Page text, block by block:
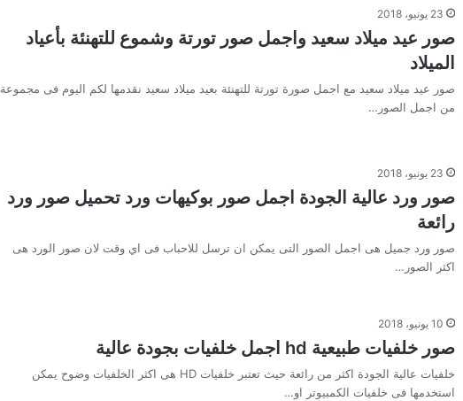
23 يونيو، 2018
صور عيد ميلاد سعيد واجمل صور تورتة وشموع للتهنئة بأعياد
الميلاد
صور عيد ميلاد سعيد مع اجمل صورة تورتة للتهنئة بعيد ميلاد سعيد نقدمها لكم اليوم فى مجموعة
من اجمل الصور…
23 يونيو، 2018
صور ورد عالية الجودة اجمل صور بوكيهات ورد تحميل صور ورد
رائعة
صور ورد جميل هى اجمل الصور التى يمكن ان ترسل للاحباب فى اي وقت لان صور الورد هى
اكثر الصور…
10 يونيو، 2018
صور خلفيات طبيعية hd اجمل خلفيات بجودة عالية
خلفيات عالية الجودة اكثر من رائعة حيث تعتبر خلفيات HD هى اكثر الخلفيات وضوح يمكن
استخدمها فى خلفيات الكمبيوتر او…